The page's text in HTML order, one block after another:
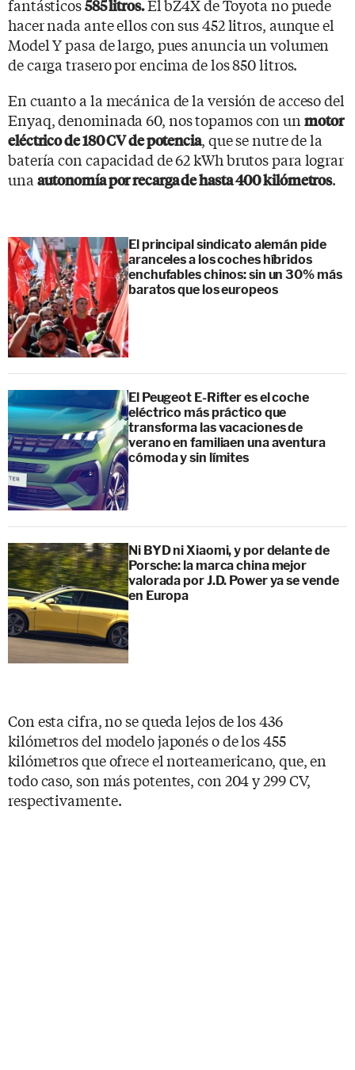
fantásticos585 litros.El bZ4X de Toyota no puede
hacer nada ante ellos con sus 452 litros, aunque el
Model Y pasa de largo, pues anuncia un volumen
de carga trasero por encima de los 850 litros.
En cuanto a la mecánica de la versión de acceso del
Enyaq, denominada 60, nos topamos con un motor
eléctrico de 180 CV de potencia, que se nutre de la
batería con capacidad de 62 kWh brutos para lograr
una autonomía por recarga de hasta 400 kilómetros.
El principal sindicato alemán pide
aranceles a los coches híbridos
enchufables chinos: sin un 30% más
baratos que los europeos
El Peugeot E-Rifter es el coche
eléctrico más práctico que
transforma las vacaciones de
verano en familiaen una aventura
cómoda y sin límites
Ni BYD ni Xiaomi, y por delante de
Porsche: la marca china mejor
valorada por J.D. Power ya se vende
en Europa
Con esta cifra, no se queda lejos de los 436
kilómetros del modelo japonés o de los 455
kilómetros que ofrece el norteamericano, que, en
todo caso, son más potentes, con 204 y 299 CV,
respectivamente.